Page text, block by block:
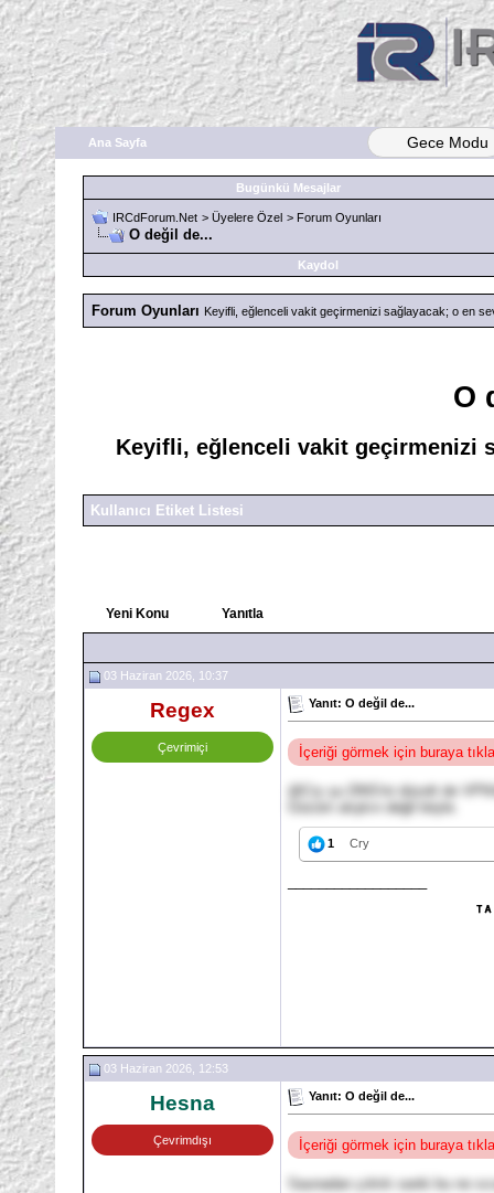
Ana Sayfa Gece Modu
Bugünkü Mesajlar
IRCdForum.Net > Üyelere Özel > Forum Oyunları
O değil de...
Kaydol
Forum Oyunları Keyifli, eğlenceli vakit geçirmenizi sağlayacak; o en
O
Keyifli, eğlenceli vakit geçirmenizi
Kullanıcı Etiket Listesi
Yeni Konu Yanıtla
03 Haziran 2026, 10:37
Regex
Çevrimiçi
Yanıt: O değil de...
İçeriği görmek için buraya
@ Cry şu DNS'ini düzelt de
Gözüm alışkın değil böyle.
1 Cry
03 Haziran 2026, 12:53
Hesna
Çevrimdışı
Yanıt: O değil de...
İçeriği görmek için buraya
Saunadan çıktık sanki bu ne